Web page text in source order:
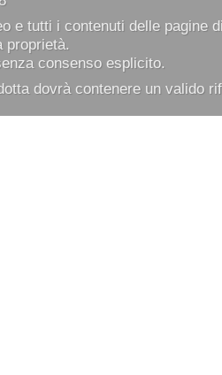
e tutti i contenuti delle pagine
proprietà.
consenso esplicito.
dovrà contenere un valido